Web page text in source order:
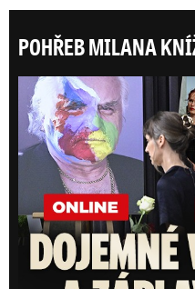
POHŘEB MILANA